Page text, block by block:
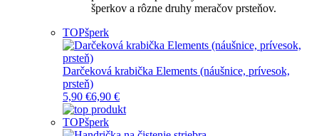
šperkov a rôzne druhy meračov prsteňov.
TOPšperk
Darčeková krabička Elements (náušnice, prívesok,
prsteň)
5,90 €6,90 €
TOPšperk